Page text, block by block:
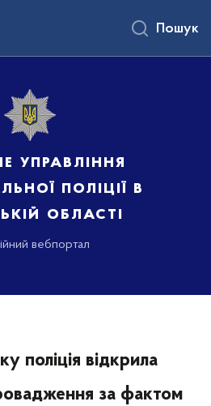
управління
поліції в
області
вебпортал
Пошук
поліція відкрила
за фактом